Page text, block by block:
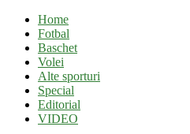
Home
Fotbal
Baschet
Volei
Alte sporturi
Special
Editorial
VIDEO